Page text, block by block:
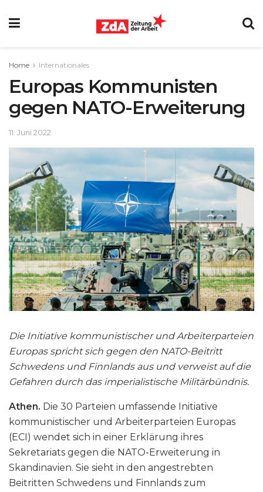
Home Internationales
Europas Kommunisten
gegen NATO-Erweiterung
11. Juni 2022
Die Initiative kommunistischer und Arbeiterparteien
Europas spricht sich gegen den NATO-Beitritt
Schwedens und Finnlands aus und verweist auf die
Gefahren durch das imperialistische Militärbündnis.
Athen. Die 30 Parteien umfassende Initiative
kommunistischer und Arbeiterparteien Europas
(ECI) wendet sich in einer Erklärung ihres
Sekretariats gegen die NATO-Erweiterung in
Skandinavien. Sie sieht in den angestrebten
Beitritten Schwedens und Finnlands zum